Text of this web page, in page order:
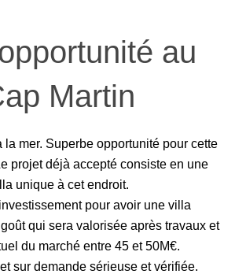
au
Martin
la mer. Superbe opportunité pour cette
projet déjà accepté consiste en une
unique à cet endroit.
pour avoir une villa
qui sera valorisée après travaux et
du marché entre 45 et 50M€.
sur demande sérieuse et vérifiée.